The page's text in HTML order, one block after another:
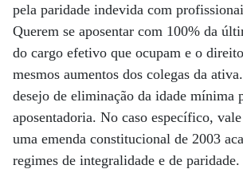
pela paridade indevida com
Querem se aposentar com 100% da
do cargo efetivo que ocupam e o
mesmos aumentos dos colegas da
desejo de eliminação da idade mínima
aposentadoria. No caso específico,
uma emenda constitucional de 2003
regimes de integralidade e de paridade.